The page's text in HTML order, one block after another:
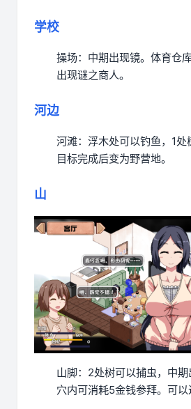
学校
操场：中期出现镜。 体育仓
出现谜之商人。
河边
河滩：浮木处可以钓鱼，1处
目标完成后变为野营地。
山
山脚：2处树可以捕虫，中
穴内可消耗5金钱参拜。可以